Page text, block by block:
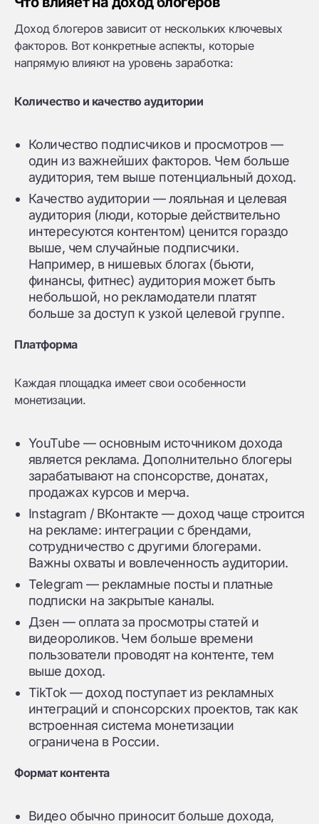
Доход блогеров зависит от нескольких ключевых
факторов. Вот конкретные аспекты, которые
напрямую влияют на уровень заработка:
Количество и качество аудитории
Количество подписчиков и просмотров —
один из важнейших факторов. Чем больше
аудитория, тем выше потенциальный доход.
Качество аудитории — лояльная и целевая
аудитория (люди, которые действительно
интересуются контентом) ценится гораздо
выше, чем случайные подписчики.
Например, в нишевых блогах (бьюти,
финансы, фитнес) аудитория может быть
небольшой, но рекламодатели платят
больше за доступ к узкой целевой группе.
Платформа
Каждая площадка имеет свои особенности
монетизации.
YouTube — основным источником дохода
является реклама. Дополнительно блогеры
зарабатывают на спонсорстве, донатах,
продажах курсов и мерча.
Instagram / ВКонтакте — доход чаще строится
на рекламе: интеграции с брендами,
сотрудничество с другими блогерами.
Важны охваты и вовлеченность аудитории.
Telegram — рекламные посты и платные
подписки на закрытые каналы.
Дзен — оплата за просмотры статей и
видеороликов. Чем больше времени
пользователи проводят на контенте, тем
выше доход.
TikTok — доход поступает из рекламных
интеграций и спонсорских проектов, так как
встроенная система монетизации
ограничена в России.
Формат контента
Видео обычно приносит больше дохода,